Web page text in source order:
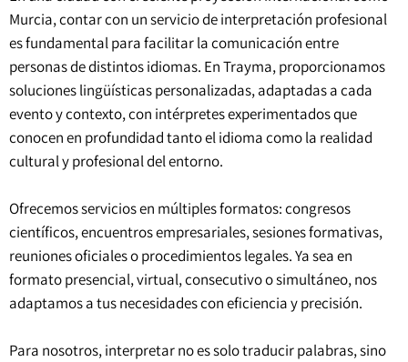
Murcia, contar con un servicio de interpretación profesional
es fundamental para facilitar la comunicación entre
personas de distintos idiomas. En Trayma, proporcionamos
soluciones lingüísticas personalizadas, adaptadas a cada
evento y contexto, con intérpretes experimentados que
conocen en profundidad tanto el idioma como la realidad
cultural y profesional del entorno.
Ofrecemos servicios en múltiples formatos: congresos
científicos, encuentros empresariales, sesiones formativas,
reuniones oficiales o procedimientos legales. Ya sea en
formato presencial, virtual, consecutivo o simultáneo, nos
adaptamos a tus necesidades con eficiencia y precisión.
Para nosotros, interpretar no es solo traducir palabras, sino